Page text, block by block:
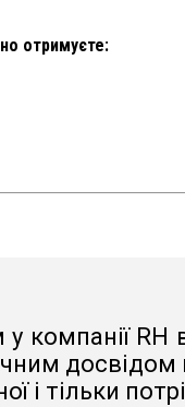
отримуєте:
у компанії
і тільки